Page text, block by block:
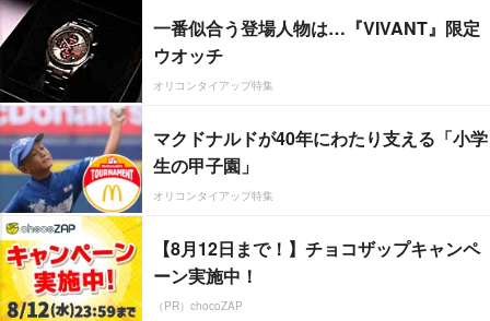
一番似合う登場人物は…『VIVANT』限定
ウオッチ
オリコンタイアップ特集
マクドナルドが40年にわたり支える「小学
生の甲子園」
オリコンタイアップ特集
【8月12日まで！】チョコザップキャンペ
ーン実施中！
（PR）chocoZAP